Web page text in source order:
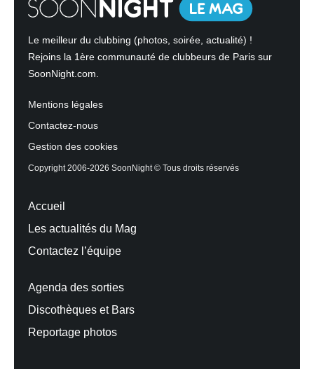
Le meilleur du clubbing (photos, soirée, actualité) !
Rejoins la 1ère communauté de clubbeurs de Paris sur
SoonNight.com.
Mentions légales
Contactez-nous
Gestion des cookies
Copyright 2006-2026 SoonNight © Tous droits réservés
Accueil
Les actualités du Mag
Contactez l’équipe
Agenda des sorties
Discothèques et Bars
Reportage photos